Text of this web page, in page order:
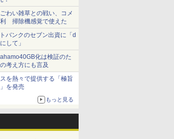
わい雑草との戦い、コメ
利 掃除機感覚で使えた
バンクのセブン出資に「d
して」
化は検証のた
考え方にも言及
を熱々で提供する「極旨
を発売
もっと見る